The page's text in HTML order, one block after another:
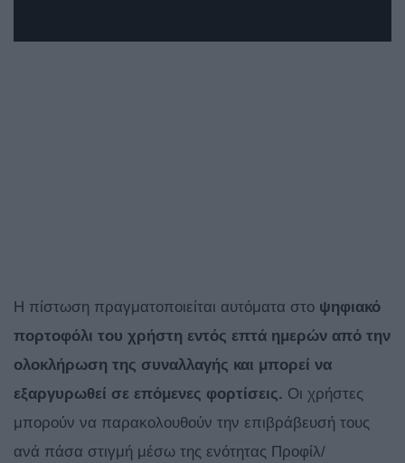
Η πίστωση πραγματοποιείται αυτόματα στο ψηφιακό
πορτοφόλι του χρήστη εντός επτά ημερών από την
ολοκλήρωση της συναλλαγής και μπορεί να
εξαργυρωθεί σε επόμενες φορτίσεις. Οι χρήστες
μπορούν να παρακολουθούν την επιβράβευσή τους
ανά πάσα στιγμή μέσω της ενότητας Προφίλ/